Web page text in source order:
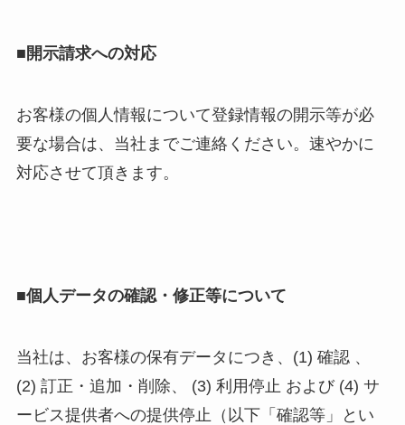
■開示請求への対応
お客様の個人情報について登録情報の開示等が必
要な場合は、当社までご連絡ください。速やかに
対応させて頂きます。
■個人データの確認・修正等について
当社は、お客様の保有データにつき、(1) 確認 、
(2) 訂正・追加・削除、 (3) 利用停止 および (4) サ
ービス提供者への提供停止（以下「確認等」とい